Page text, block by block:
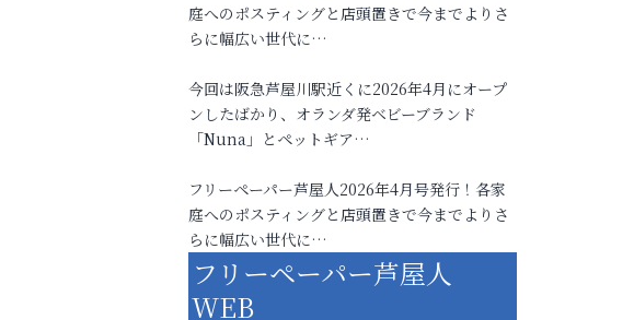
庭へのポスティングと店頭置きで今までよりさ
らに幅広い世代に…
今回は阪急芦屋川駅近くに2026年4月にオープ
ンしたばかり、オランダ発ベビーブランド
「Nuna」とペットギア…
フリーペーパー芦屋人2026年4月号発行！各家
庭へのポスティングと店頭置きで今までよりさ
らに幅広い世代に…
フリーペーパー芦屋人
WEB